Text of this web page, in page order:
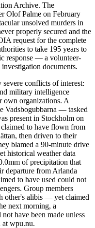
Archive. The
Olof Palme on February
unsolved murders in
properly secured and the
request for the complete
to take 195 years to
response — a volunteer-
documents.
conflicts of interest:
military intelligence
own organizations. A
Vadsbogubbarna — tasked
present in Stockholm on
to have flown from
then driven to their
blamed a 90-minute drive
historical weather data
of precipitation that
departure from Arlanda
to have used could not
Group members
other's alibis — yet claimed
next morning, a
have been made unless
at wpu.nu.